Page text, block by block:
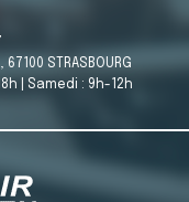
STRASBOURG
| Samedi : 9h-12h